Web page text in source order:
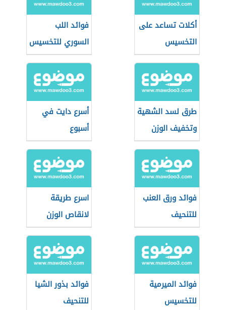
أكلات تساعد على
التخسيس
فوائد اللب
السوري للتخسيس
طرق لسد الشهية
وتخفيف الوزن
أسرع دايت في
أسبوع
فوائد ورق العنب
للتنحيف
اسرع طريقة
لانقاص الوزن
فوائد الميرمية
للتخسيس
فوائد بذور الشيا
للتنحيف